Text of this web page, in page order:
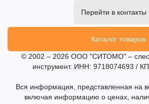
Перейти в контакты
Каталог товаров
© 2002 – 2026 ООО "СИТОМО" –
инструмент. ИНН: 9718074693 /
Вся информация, представленная на
включая информацию о ценах,